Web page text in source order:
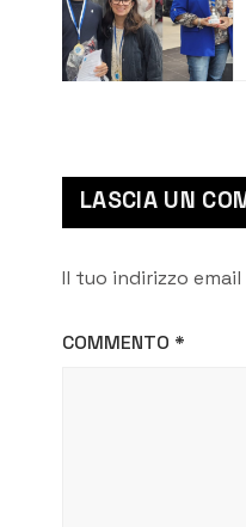
LASCIA UN
Il tuo indirizzo
COMMENTO *